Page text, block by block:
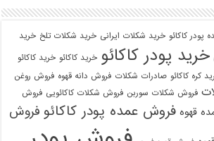
پودر کاکائو خرید شکلات ایرانی خرید شکلات تلخ خرید
خرید پودر کاکائو خرید کاکائو خرید کاکائو
کره کاکائو صادرات شکلات فروش دانه قهوه فروش روغن
فروش شکلات سوربن فروش شکلات کاکائویی فروش
قهوه فروش عمده پودر کاکائو فروش